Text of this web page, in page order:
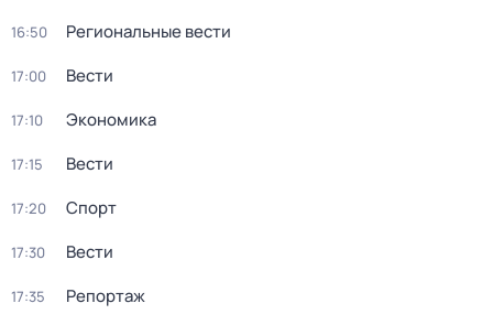
16:50 Региональные вести
17:00 Вести
17:10 Экономика
17:15 Вести
17:20 Спорт
17:30 Вести
17:35 Репортаж